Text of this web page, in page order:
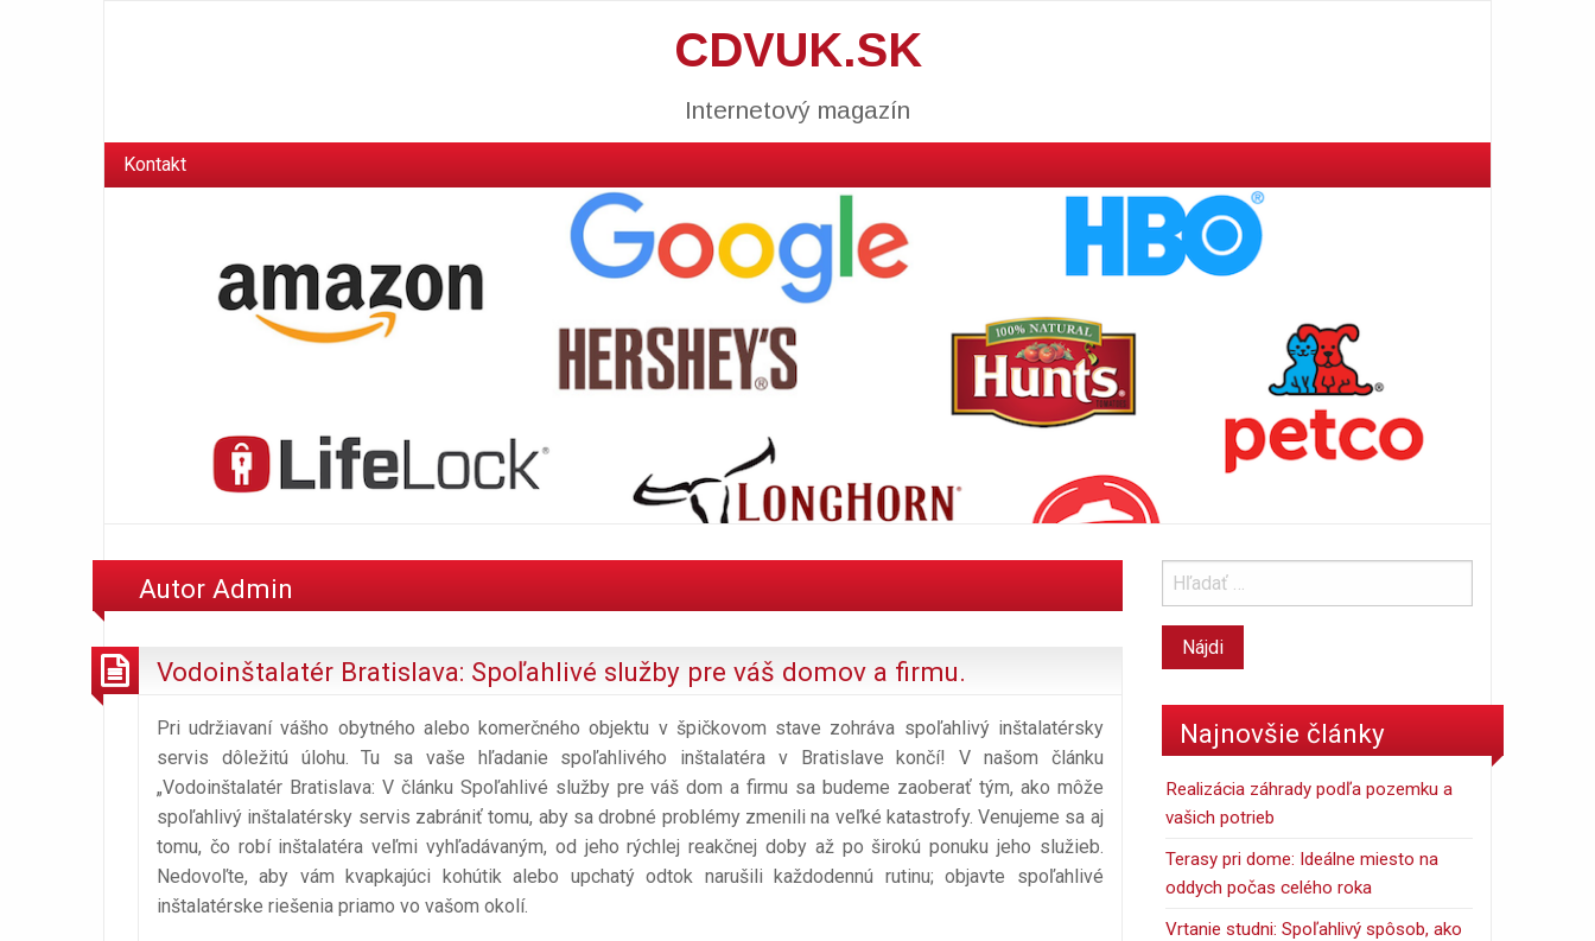
CDVUK.SK
Internetový magazín
Kontakt
Autor Admin
Vodoinštalatér Bratislava: Spoľahlivé služby pre váš domov a firmu.
Pri udržiavaní vášho obytného alebo komerčného objektu v špičkovom stave zohráva spoľahlivý inštalatérsky
servis dôležitú úlohu. Tu sa vaše hľadanie spoľahlivého inštalatéra v Bratislave končí! V našom článku
„Vodoinštalatér Bratislava: V článku Spoľahlivé služby pre váš dom a firmu sa budeme zaoberať tým, ako môže
spoľahlivý inštalatérsky servis zabrániť tomu, aby sa drobné problémy zmenili na veľké katastrofy. Venujeme sa aj
tomu, čo robí inštalatéra veľmi vyhľadávaným, od jeho rýchlej reakčnej doby až po širokú ponuku jeho služieb.
Nedovoľte, aby vám kvapkajúci kohútik alebo upchatý odtok narušili každodennú rutinu; objavte spoľahlivé
inštalatérske riešenia priamo vo vašom okolí.
Najnovšie články
Realizácia záhrady podľa pozemku a
vašich potrieb
Terasy pri dome: Ideálne miesto na
oddych počas celého roka
Vrtanie studni: Spoľahlivý spôsob, ako